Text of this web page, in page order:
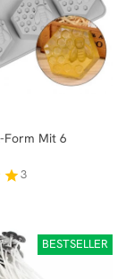
Form Mit 6
star3
BESTSELLER